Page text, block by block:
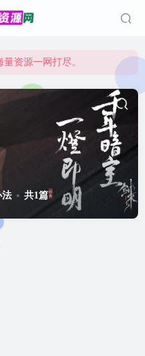
资源一网打尽。
资源一网打尽。
差 + 见识各种项目 + 提升网创认知。
法 共1篇